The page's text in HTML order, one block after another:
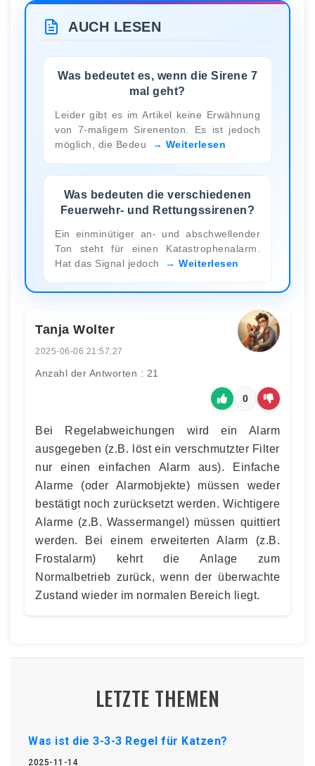
AUCH LESEN
Was bedeutet es, wenn die Sirene 7
mal geht?
Leider gibt es im Artikel keine Erwähnung
von 7-maligem Sirenenton. Es ist jedoch
möglich, die Bedeu
Weiterlesen
Was bedeuten die verschiedenen
Feuerwehr- und Rettungssirenen?
Ein einminütiger an- und abschwellender
Ton steht für einen Katastrophenalarm.
Hat das Signal jedoch
Weiterlesen
Tanja Wolter
2025-06-06 21:57:27
Anzahl der Antworten : 21
0
Bei Regelabweichungen wird ein Alarm
ausgegeben (z.B. löst ein verschmutzter Filter
nur einen einfachen Alarm aus). Einfache
Alarme (oder Alarmobjekte) müssen weder
bestätigt noch zurücksetzt werden. Wichtigere
Alarme (z.B. Wassermangel) müssen quittiert
werden. Bei einem erweiterten Alarm (z.B.
Frostalarm) kehrt die Anlage zum
Normalbetrieb zurück, wenn der überwachte
Zustand wieder im normalen Bereich liegt.
LETZTE THEMEN
Was ist die 3-3-3 Regel für Katzen?
2025-11-14